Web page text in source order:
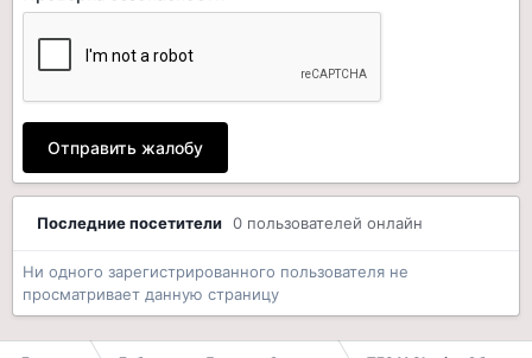
Отправить жалобу
Последние посетители 0 пользователей онлайн
Ни одного зарегистрированного пользователя не
просматривает данную страницу